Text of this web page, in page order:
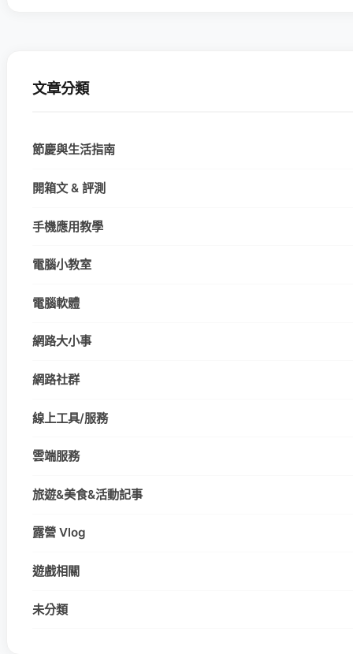
文章分類
節慶與生活指南
開箱文 & 評測
手機應用教學
電腦小教室
電腦軟體
網路大小事
網路社群
線上工具/服務
雲端服務
旅遊&美食&活動記事
露營 Vlog
遊戲相關
未分類